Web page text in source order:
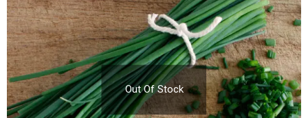
Out Of Stock